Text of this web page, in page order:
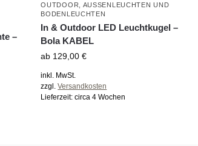
–
OUTDOOR
AUSSENLEUCHTEN UND B
ODENLEUCHTEN
In & Outdoor LED Leuchtkugel –
Bola KABEL
ab 129,00€
inkl. MwSt.
zzgl.Versandkosten
Lieferzeit:circa 4 Wochen